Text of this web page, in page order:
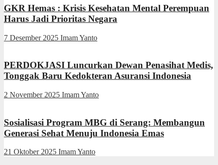
GKR Hemas : Krisis Kesehatan Mental Perempuan
Harus Jadi Prioritas Negara
7 Desember 2025 Imam Yanto
PERDOKJASI Luncurkan Dewan Penasihat Medis,
Tonggak Baru Kedokteran Asuransi Indonesia
2 November 2025 Imam Yanto
Sosialisasi Program MBG di Serang: Membangun
Generasi Sehat Menuju Indonesia Emas
21 Oktober 2025 Imam Yanto